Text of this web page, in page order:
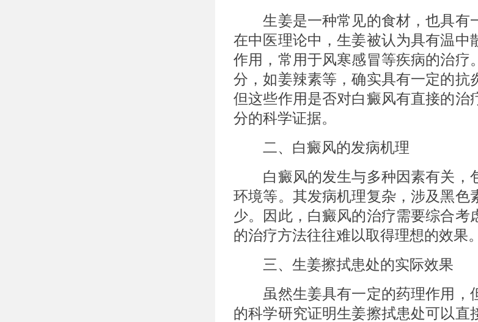
生姜是一种常见的食材，也具有一
在中医理论中，生姜被认为具有温中
作用，常用于风寒感冒等疾病的治疗
分，如姜辣素等，确实具有一定的抗
但这些作用是否对白癜风有直接的治
分的科学证据。
二、白癜风的发病机理
白癜风的发生与多种因素有关，包
环境等。其发病机理复杂，涉及黑色
少。因此，白癜风的治疗需要综合考
的治疗方法往往难以取得理想的效果。
三、生姜擦拭患处的实际效果
虽然生姜具有一定的药理作用，
的科学研究证明生姜擦拭患处可以直